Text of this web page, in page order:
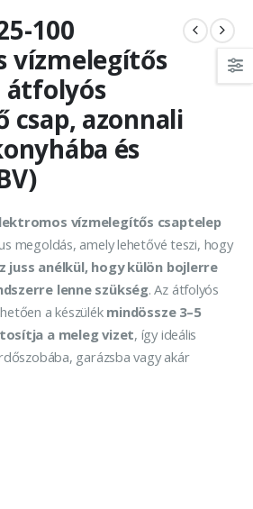
100
vízmelegítős
átfolyós
csap, azonnali
és
vízmelegítős csaptelep
megoldás, amely lehetővé teszi, hogy
juss anélkül, hogy külön bojlerre
lenne szükség. Az átfolyós
a készülék mindössze 3–5
a meleg vizet, így ideális
garázsba vagy akár